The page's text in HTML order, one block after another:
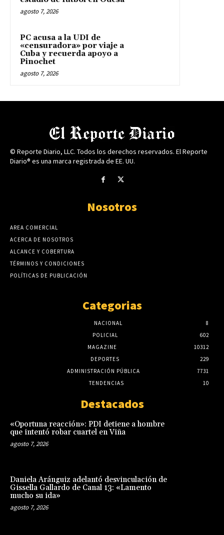
agosto 7, 2026
PC acusa a la UDI de
«censuradora» por viaje a
Cuba y recuerda apoyo a
Pinochet
agosto 7, 2026
© Reporte Diario, LLC. Todos los derechos reservados. El Reporte
Diario® es una marca registrada de EE. UU.
Nosotros
AREA COMERCIAL
ACERCA DE NOSOTROS
ALCANCE Y COBERTURA
TÉRMINOS Y CONDICIONES
POLÍTICAS DE PUBLICACIÓN
Categorias
NACIONAL
8
POLICIAL
602
MAGAZINE
10312
DEPORTES
229
ADMINISTRACIÓN PÚBLICA
7731
TENDENCIAS
10
Destacados
«Oportuna reacción»: PDI detiene a hombre
que intentó robar cuartel en Viña
agosto 7, 2026
Daniela Aránguiz adelantó desvinculación de
Gissella Gallardo de Canal 13: «Lamento
mucho su ida»
agosto 7, 2026